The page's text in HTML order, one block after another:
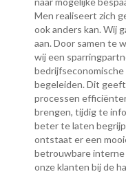
Men realiseert zich
ook anders kan. Wij
aan. Door samen te
wij een
begeleiden. Dit
processen
brengen, tijdig te
beter te laten
ontstaat er een
betrouwbare interne
onze klanten bij de